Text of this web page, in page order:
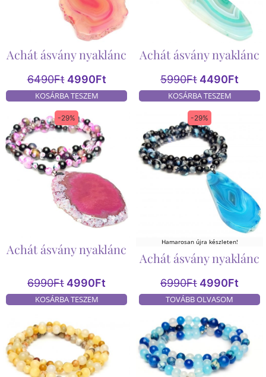
Achát ásvány nyaklánc
6490Ft 4990Ft
KOSÁRBA TESZEM
Achát ásvány nyaklánc
5990Ft 4490Ft
KOSÁRBA TESZEM
-29%
Achát ásvány nyaklánc
6990Ft 4990Ft
KOSÁRBA TESZEM
-29%
Hamarosan újra készleten!
Achát ásvány nyaklánc
6990Ft 4990Ft
TOVÁBB OLVASOM